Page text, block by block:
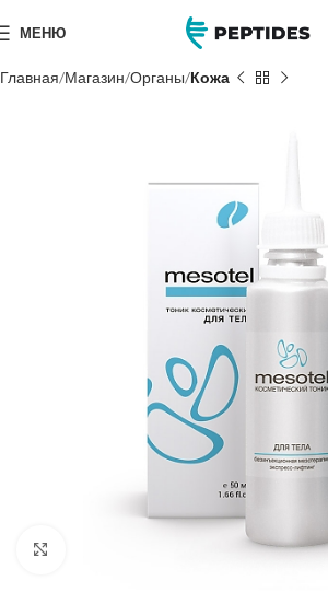
МЕНЮ
Главная Магазин Органы Кожа
Нажмите, чтобы увеличить